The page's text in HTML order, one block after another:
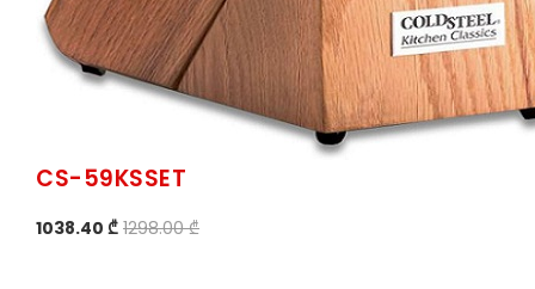
CS-59KSSET
1038.40 ₾ 1298.00 ₾